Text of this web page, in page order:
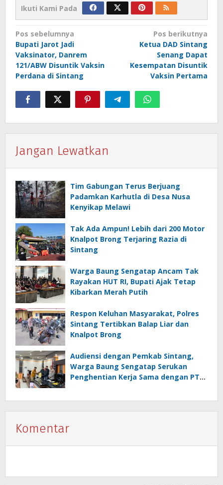
Ikuti Kami Pada
Navigasi
pos
Pos sebelumnya
Bupati Jarot Jadi
Vaksinator, Danrem
121/ABW Disuntik Vaksin
Perdana di Sintang
Pos berikutnya
Ketua DAD Sintang
Senang Dapat
Kesempatan Disuntik
Vaksin Pertama
Jangan Lewatkan
Tim Gabungan Terus Berjuang
Padamkan Karhutla di Desa Nusa
Kenyikap Melawi
Tak Ada Ampun! Lebih dari 200 Motor
Knalpot Brong Terjaring Razia di
Sintang
Warga Baung Sengatap Ancam Tak
Rayakan HUT RI, Bupati Ajak Tetap
Kibarkan Merah Putih
Respon Keluhan Masyarakat, Polres
Sintang Tertibkan Balap Liar dan
Knalpot Brong
Audiensi dengan Pemkab Sintang,
Warga Baung Sengatap Serukan
Penghentian Kerja Sama dengan PT
Komentar